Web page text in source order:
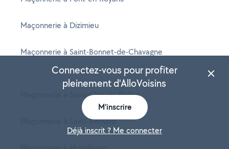
Maçonnerie à Dizimieu
Maçonnerie à Saint-Bonnet-de-Chavagne
Maçonnerie à Saint-Clair-du-Rhône
Maçonnerie à Saint-Bernard
Connectez-vous pour profiter
pleinement d'AlloVoisins
M'inscrire
Déjà inscrit ? Me connecter